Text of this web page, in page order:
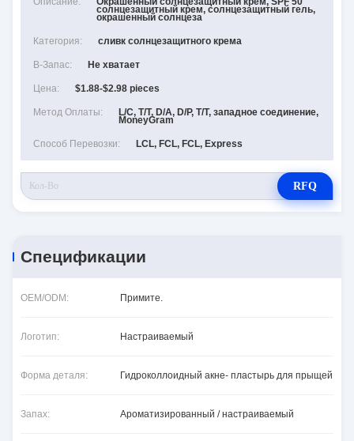
солнцезащитный крем, солнцезащитный гель,
окрашенный солнцеза
Категория: сливк солнцезащитного крема
В-Запас: Не хватает
Цена: $1.88-$2.98 pieces
Метод Оплаты: L/C, T/T, D/A, D/P, T/T, западное соединение,
MoneyGram
Способ Перевозки: LCL, FCL, FCL, Express
RFQ
Спецификации
OEM/ODM: Примите.
Логотип: Настраиваемый
Форма деталя: Гидроколлоидный акне- пластырь для прыщей
Запах: Ароматизированный / настраиваемый